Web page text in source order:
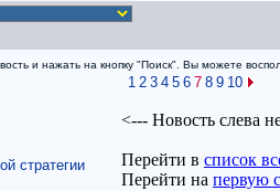
и нажать на кнопку "Поиск". Вы можете
1 2 3 4 5 6 7 8 9 10
стратегии